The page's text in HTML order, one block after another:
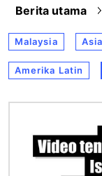
Berita utama
Malaysia
Amerika Latin